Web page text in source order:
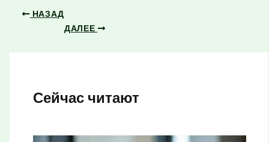
НАЗАД
ДАЛЕЕ
Сейчас читают